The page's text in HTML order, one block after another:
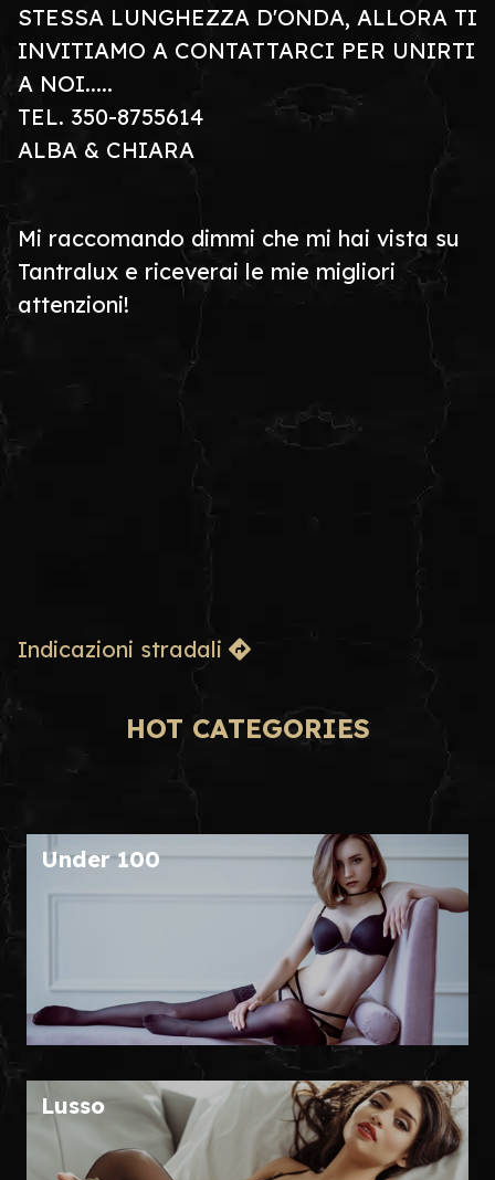
STESSA LUNGHEZZA D'ONDA, ALLORA TI
INVITIAMO A CONTATTARCI PER UNIRTI
A NOI.....
TEL. 350-8755614
ALBA & CHIARA
Mi raccomando dimmi che mi hai vista su
Tantralux e riceverai le mie migliori
attenzioni!
Indicazioni stradali
HOT CATEGORIES
Under 100
Lusso